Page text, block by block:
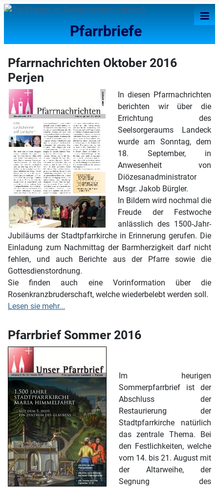
Pfarrbriefe
≡
Pfarrnachrichten Oktober 2016
Perjen
In diesen Pfarrnachrichten
berichten wir über die
Errichtung des
Seelsorgeraums Landeck
wurde am Sonntag, dem
18. September, in
Anwesenheit von
Diözesanadministrator
Msgr. Jakob Bürgler.
In Bildern wird nochmal die
Freude der Festwoche
anlässlich des 1500-Jahr-
Jubiläums der Stadtpfarrkirche in Erinnerung gerufen. Die
Einladung zum Nachmittag der Barmherzigkeit darf nicht
fehlen, und auch Berichte aus der Pfarre sowie die
Gottesdienstordnung.
Sie finden auch eine Vorinformation über die
Rosenkranzbruderschaft, welche wiederbelebt werden soll.
Lesen sie mehr...
Pfarrbrief Sommer 2016
Im heurigen
Sommerpfarrbrief ist der
Abschluss der
Restaurierung der
Stadtpfarrkirche natürlich
das zentrale Thema. Bei
den Festlichkeiten, welche
vom 14. bis 21. August mit
der Altarweihe, der
Segnung des